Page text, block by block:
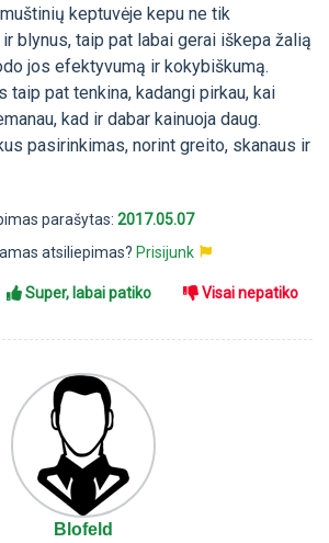
keptuvėje kepu ne tik
blynus, taip pat labai gerai iškepa žalią
jos efektyvumą ir kokybiškumą.
taip pat tenkina, kadangi pirkau, kai
kad ir dabar kainuoja daug.
pasirinkimas, norint greito, skanaus ir
parašytas: 2017.05.07
atsiliepimas? Prisijunk
Super, labai patiko Visai nepatiko
Blofeld